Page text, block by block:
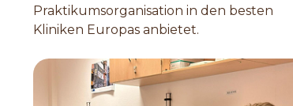
Praktikumsorganisation in den besten
Kliniken Europas anbietet.